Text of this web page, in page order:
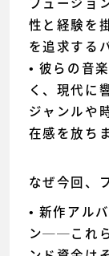
性と経験を
を追求する
• 彼らの音
く、現代に
ジャンルや
在感を放ち
なぜ今回、
• 新作アル
ン──これ